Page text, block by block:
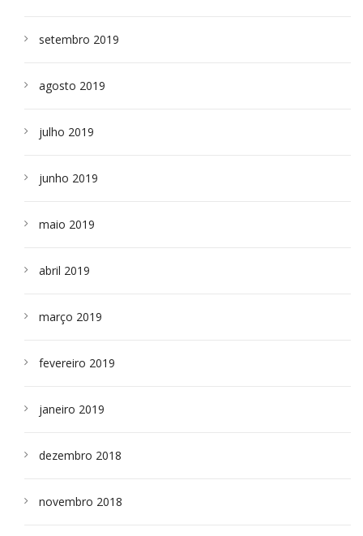
setembro 2019
agosto 2019
julho 2019
junho 2019
maio 2019
abril 2019
março 2019
fevereiro 2019
janeiro 2019
dezembro 2018
novembro 2018